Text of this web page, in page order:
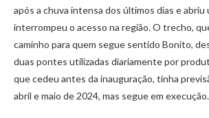
após a chuva intensa dos últimos dias e abriu
interrompeu o acesso na região. O trecho,
caminho para quem segue sentido Bonito,
duas pontes utilizadas diariamente por
que cedeu antes da inauguração, tinha
abril e maio de 2024, mas segue em execução.